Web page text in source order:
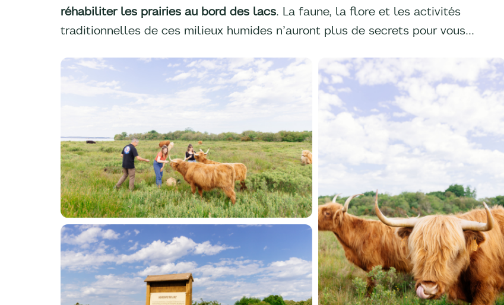
réhabiliter les prairies au bord des lacs. La faune, la flore et les activités
traditionnelles de ces milieux humides n’auront plus de secrets pour vous…